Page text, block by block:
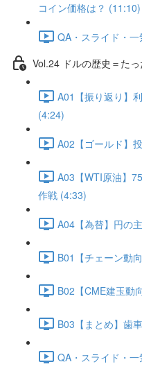
コイン価格は？ (11:10)
QA・スライド・
Vol.24 ドルの歴史＝た
A01【振り返り】
(4:24)
A02【ゴールド】
A03【WTI原油】
作戦 (4:33)
A04【為替】円の
B01【チェーン動
B02【CME建玉動
B03【まとめ】歯
QA・スライド・